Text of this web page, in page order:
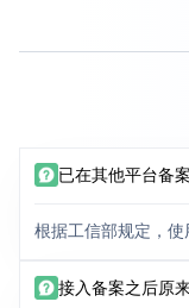
已在其他平台备
根据工信部规定，
接入备案之后原